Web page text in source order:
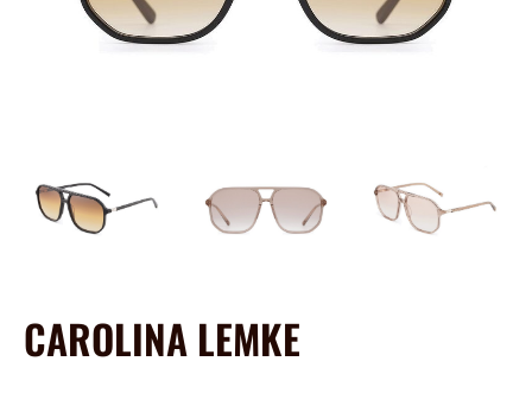
CAROLINA LEMKE